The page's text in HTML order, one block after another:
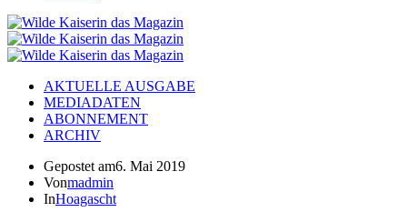
AKTUELLE AUSGABE
MEDIADATEN
ABONNEMENT
ARCHIV
Gepostet am6. Mai 2019
Vonmadmin
InHoagascht